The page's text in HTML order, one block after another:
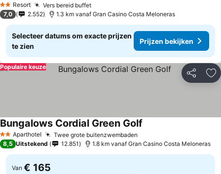
2 Sterren
Resort Vers bereid buffetPrijzen bekijken
7,0 2.552 1.3 km vanaf Gran Casino Costa Meloneras
Selecteer datums om exacte prijzen
te zien
Prijzen bekijken
Delen
Populaire keuze
2 SterrenAparthotel Twee grote buitenzwembaden
Bungalows Cordial Green Golf
8,5 Uitstekend 12.851 1.8 km vanaf Gran Casino Costa Meloneras
Van € 165